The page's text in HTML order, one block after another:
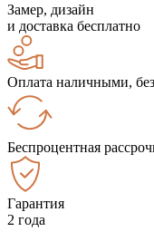
Замер, дизайн
и доставка бесплатно
Оплата наличными,
Беспроцентная
Гарантия
2 года